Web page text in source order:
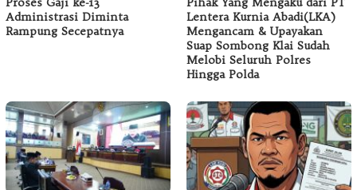
Administrasi Diminta
Rampung Secepatnya
Lentera Kurnia Abadi(LKA)
Mengancam & Upayakan
Suap Sombong Klai Sudah
Melobi Seluruh Polres
Hingga Polda